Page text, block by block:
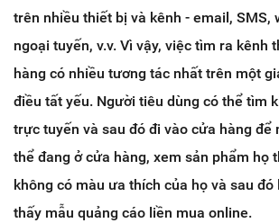
trên nhiều thiết bị và kênh - email, SMS,
ngoại tuyến, v.v. Vì vậy, việc tìm ra kênh
hàng có nhiều tương tác nhất trên một
điều tất yếu. Người tiêu dùng có thể tìm
trực tuyến và sau đó đi vào cửa hàng để
thể đang ở cửa hàng, xem sản phẩm họ
không có màu ưa thích của họ và sau
thấy mẫu quảng cáo liền mua online.